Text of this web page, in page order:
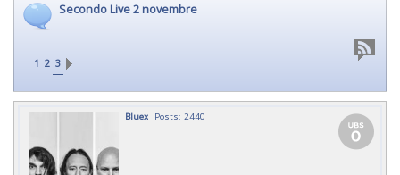
Secondo Live 2 novembre
1 2 3
Bluex Posts: 2440